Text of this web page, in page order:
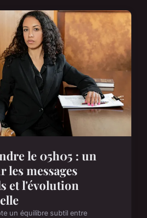
le 05h05 : un
les messages
et l'évolution
un équilibre subtil entre